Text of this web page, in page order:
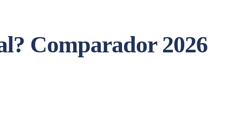
Comparador 2026